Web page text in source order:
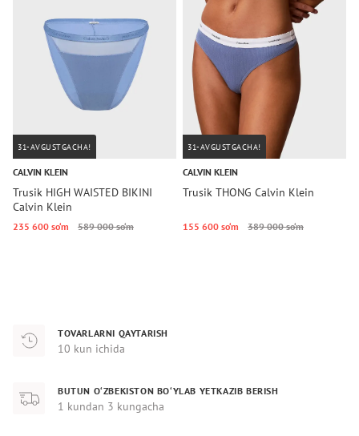
31-AVGUSTGACHA!
CALVIN KLEIN
Trusik HIGH WAISTED BIKINI
Calvin Klein
235 600 so‘m 589 000 so‘m
31-AVGUSTGACHA!
CALVIN KLEIN
Trusik THONG Calvin Klein
155 600 so‘m 389 000 so‘m
TOVARLARNI QAYTARISH
10 kun ichida
BUTUN O‘ZBEKISTON BO‘YLAB YETKAZIB BERISH
1 kundan 3 kungacha